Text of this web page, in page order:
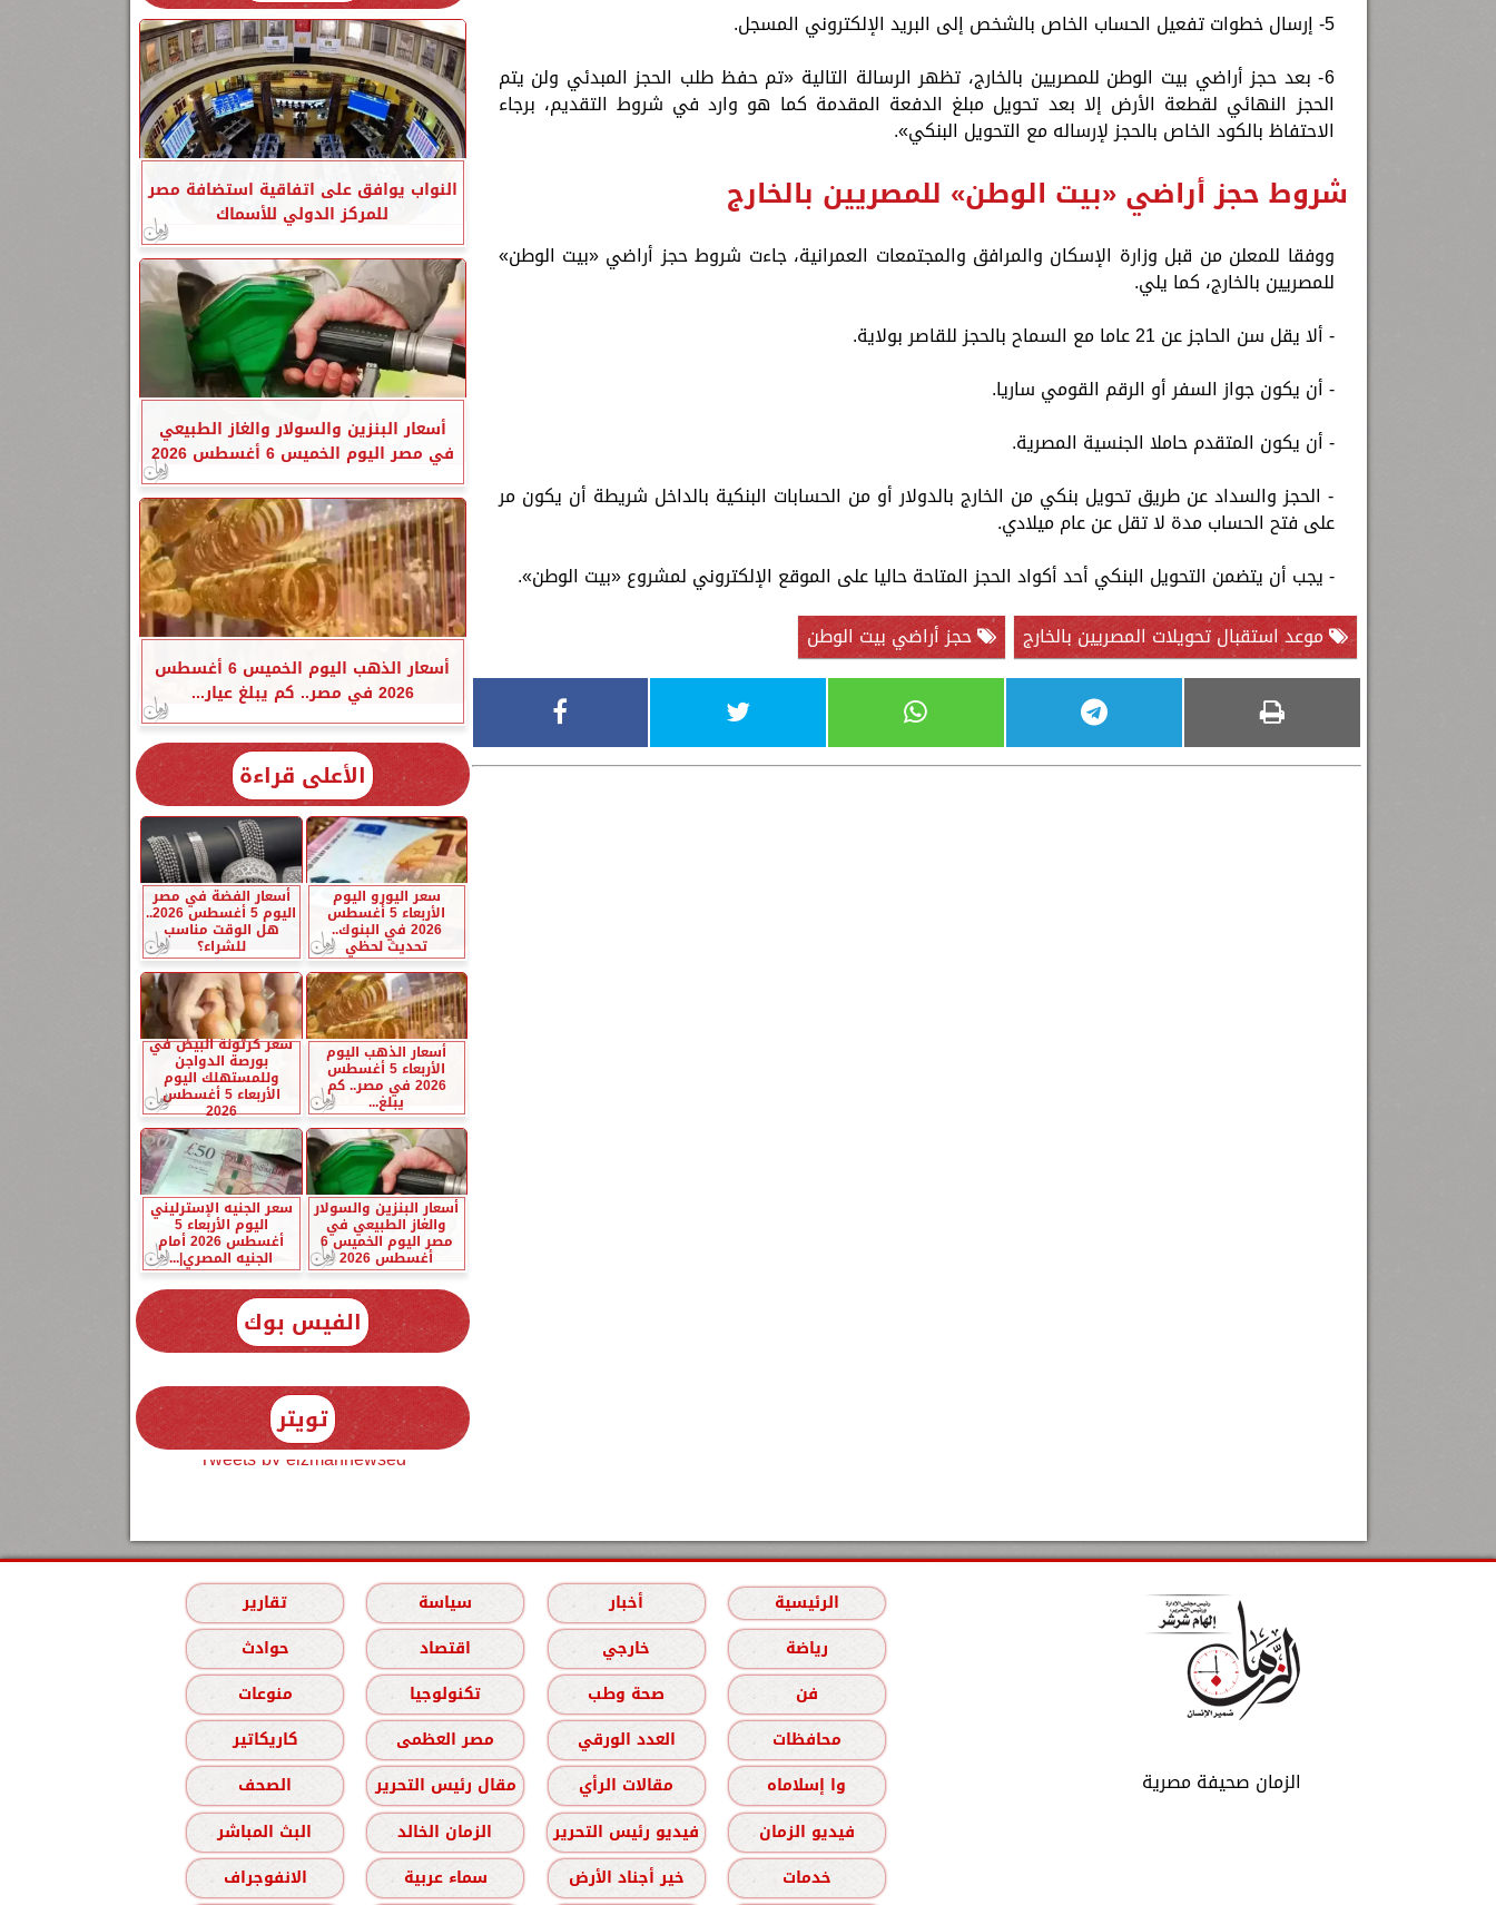
5- إرسال خطوات تفعيل الحساب الخاص بالشخص إلى البريد الإلكتروني المسجل.
6- بعد حجز أراضي بيت الوطن للمصريين بالخارج، تظهر الرسالة التالية «تم حفظ طلب الحجز المبدئي ولن يتم
الحجز النهائي لقطعة الأرض إلا بعد تحويل مبلغ الدفعة المقدمة كما هو وارد في شروط التقديم، برجاء
الاحتفاظ بالكود الخاص بالحجز لإرساله مع التحويل البنكي».
شروط حجز أراضي «بيت الوطن» للمصريين بالخارج
ووفقا للمعلن من قبل وزارة الإسكان والمرافق والمجتمعات العمرانية، جاءت شروط حجز أراضي «بيت الوطن»
للمصريين بالخارج، كما يلي.
- ألا يقل سن الحاجز عن 21 عاما مع السماح بالحجز للقاصر بولاية.
- أن يكون جواز السفر أو الرقم القومي ساريا.
- أن يكون المتقدم حاملا الجنسية المصرية.
- الحجز والسداد عن طريق تحويل بنكي من الخارج بالدولار أو من الحسابات البنكية بالداخل شريطة أن يكون مر
على فتح الحساب مدة لا تقل عن عام ميلادي.
- يجب أن يتضمن التحويل البنكي أحد أكواد الحجز المتاحة حاليا على الموقع الإلكتروني لمشروع «بيت الوطن».
موعد استقبال تحويلات المصريين بالخارج
حجز أراضي بيت الوطن
النواب يوافق على اتفاقية استضافة مصر
للمركز الدولي للأسماك
أسعار البنزين والسولار والغاز الطبيعي
في مصر اليوم الخميس 6 أغسطس 2026
أسعار الذهب اليوم الخميس 6 أغسطس
2026 في مصر.. كم يبلغ عيار...
الأعلى قراءة
سعر اليورو اليوم
الأربعاء 5 أغسطس
2026 في البنوك..
تحديث لحظي
أسعار الفضة في مصر
اليوم 5 أغسطس 2026..
هل الوقت مناسب
للشراء؟
أسعار الذهب اليوم
الأربعاء 5 أغسطس
2026 في مصر.. كم
يبلغ...
سعر كرتونة البيض في
بورصة الدواجن
وللمستهلك اليوم
الأربعاء 5 أغسطس
2026
أسعار البنزين والسولار
والغاز الطبيعي في
مصر اليوم الخميس 6
أغسطس 2026
سعر الجنيه الإسترليني
اليوم الأربعاء 5
أغسطس 2026 أمام
الجنيه المصري|...
الفيس بوك
تويتر
Tweets by elzmannewseg
الزمان صحيفة مصرية
الرئيسية أخبار سياسة
تقارير
رياضة
خارجي اقتصاد
حوادث
فن
صحة وطب تكنولوجيا
منوعات
محافظات
العدد الورقي مصر العظمى
كاريكاتير
وا إسلاماه
مقالات الرأي مقال رئيس التحرير
الصحف
فيديو الزمان
فيديو رئيس التحرير الزمان الخالد
البث المباشر
خدمات
خير أجناد الأرض سماء عربية الانفوجراف